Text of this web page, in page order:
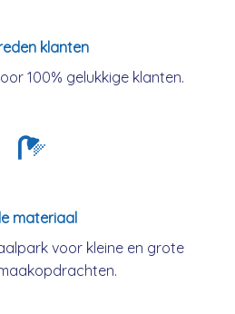
klanten
100% gelukkige klanten.
materiaal
voor kleine en grote